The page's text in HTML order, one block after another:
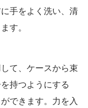
手をよく洗い、清
す。
て、ケースから束
持つようにする
できます。力を入